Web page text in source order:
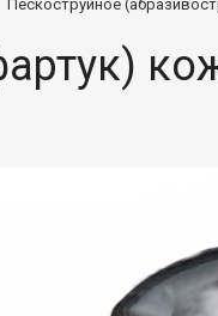
Пескоструйное